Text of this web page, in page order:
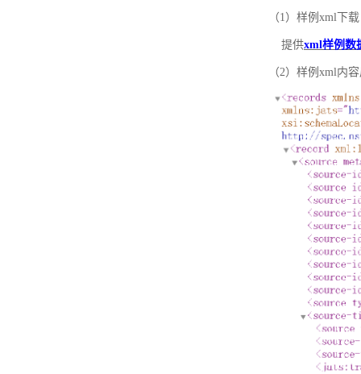
（1）样例xml下载
提供xml样例数
（2）样例xml内